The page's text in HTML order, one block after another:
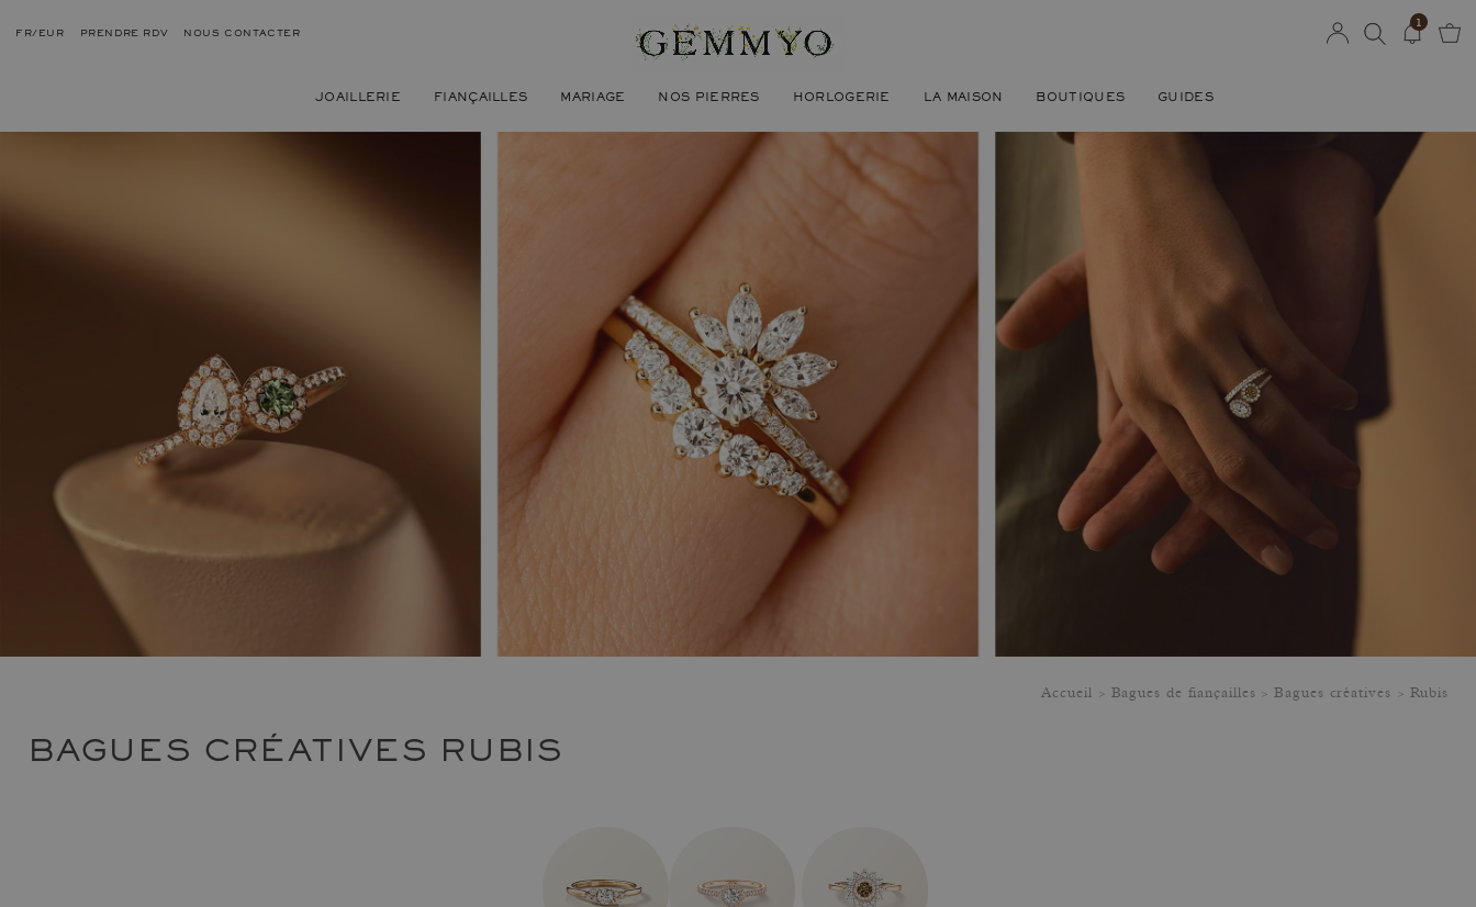
FR/EUR PRENDRE RDV NOUS CONTACTER
JOAILLERIE FIANÇAILLES MARIAGE NOS PIERRES HORLOGERIE LA MAISON BOUTIQUES GUIDES
1
Accueil Bagues de fiançailles Bagues créatives Rubis
BAGUES CRÉATIVES RUBIS